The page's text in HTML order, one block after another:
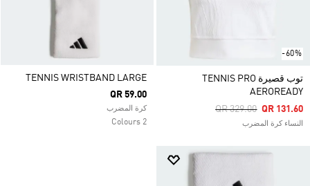
-60%
توب قصيرة TENNIS PRO
AEROREADY
Price Reduced From
QR 329.00ToQR 131.60
النساء كرة المضرب
TENNIS WRISTBAND LARGE
QR 59.00
كرة المضرب
2 Colours